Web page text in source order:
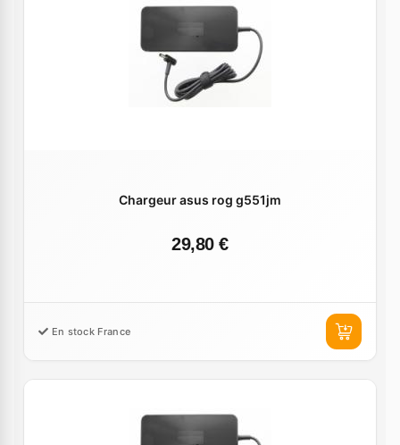
Chargeur asus rog g551jm
29,80 €
En stock France